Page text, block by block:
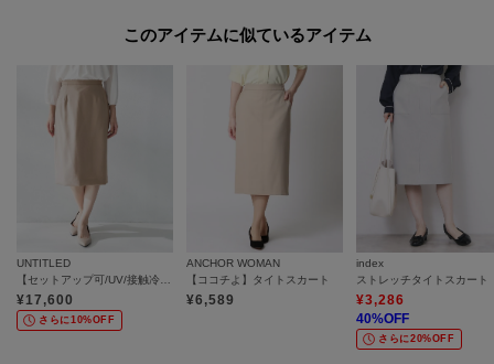
このアイテムに似ているアイテム
UNTITLED
¥17,600
さらに10%OFF
ANCHOR WOMAN
【ココチよ】タイトスカート
¥6,589
index
¥3,286
40%OFF
さらに20%OFF